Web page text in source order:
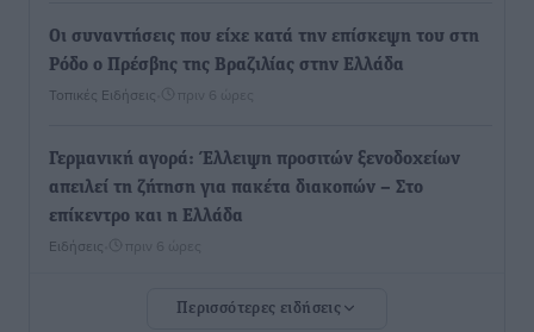
Οι συναντήσεις που είχε κατά την επίσκεψη του στη
Ρόδο ο Πρέσβης της Βραζιλίας στην Ελλάδα
Τοπικές Ειδήσεις πριν 6 ώρες
Γερμανική αγορά: Έλλειψη προσιτών ξενοδοχείων
απειλεί τη ζήτηση για πακέτα διακοπών – Στο
επίκεντρο και η Ελλάδα
Ειδήσεις πριν 6 ώρες
Νέο ξενοδοχείο στη Ρόδο για την H Hotels –
Περισσότερες ειδήσεις